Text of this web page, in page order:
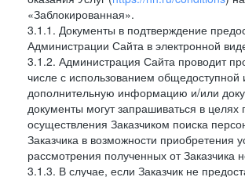
«Заблокированная».
3.1.1. Документы в подтверждение
Администрации Сайта в электронной
3.1.2. Администрация Сайта проводит
числе с использованием
дополнительную информацию и/или
документы могут запрашиваться в
осуществления Заказчиком поиска
Заказчика в возможности приобретения
рассмотрения полученных от
3.1.3. В случае, если Заказчик не